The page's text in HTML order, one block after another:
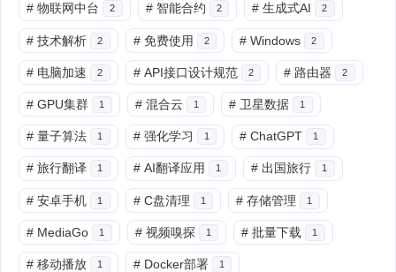
# 物联网中台 2 # 智能合约 2 # 生成式AI 2
# 技术解析 2 # 免费使用 2 # Windows 2
# 电脑加速 2 # API接口设计规范 2 # 路由器 2
# GPU集群 1 # 混合云 1 # 卫星数据 1
# 量子算法 1 # 强化学习 1 # ChatGPT 1
# 旅行翻译 1 # AI翻译应用 1 # 出国旅行 1
# 安卓手机 1 # C盘清理 1 # 存储管理 1
# MediaGo 1 # 视频嗅探 1 # 批量下载 1
# 移动播放 1 # Docker部署 1